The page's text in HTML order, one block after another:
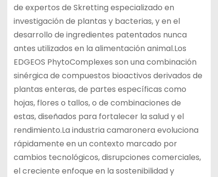
de expertos de Skretting especializado en
investigación de plantas y bacterias, y en el
desarrollo de ingredientes patentados nunca
antes utilizados en la alimentación animal.Los
EDGEOS PhytoComplexes son una combinación
sinérgica de compuestos bioactivos derivados de
plantas enteras, de partes específicas como
hojas, flores o tallos, o de combinaciones de
estas, diseñados para fortalecer la salud y el
rendimiento.La industria camaronera evoluciona
rápidamente en un contexto marcado por
cambios tecnológicos, disrupciones comerciales,
el creciente enfoque en la sostenibilidad y